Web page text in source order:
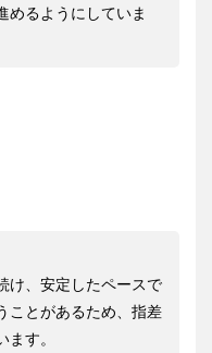
めるようにしていま
け、安定したペースで
ことがあるため、指差
す。